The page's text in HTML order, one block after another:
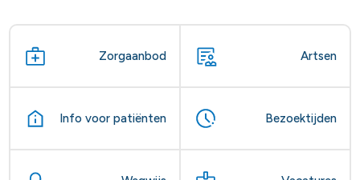
Zorgaanbod Artsen
Info voor patiënten Bezoektijden